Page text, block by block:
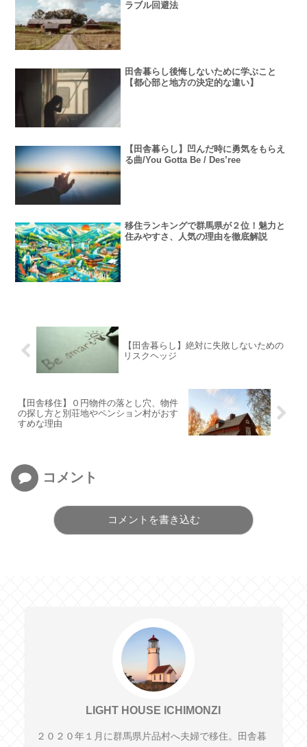
ラブル回避法
田舎暮らし後悔しないために学ぶこと
【都心部と地方の決定的な違い】
【田舎暮らし】凹んだ時に勇気をもらえ
る曲/You Gotta Be / Des’ree
移住ランキングで群馬県が２位！魅力と
住みやすさ、人気の理由を徹底解説
【田舎暮らし】絶対に失敗しないための
リスクヘッジ
【田舎移住】０円物件の落とし穴、物件
の探し方と別荘地やペンション村がおす
すめな理由
コメント
コメントを書き込む
LIGHT HOUSE ICHIMONZI
２０２０年１月に群馬県片品村へ夫婦で移住。田舎暮